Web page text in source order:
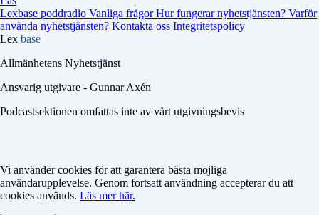
Lexbase poddradio Vanliga frågorHur fungerar nyhetstjänsten? Varför
använda nyhetstjänsten? Kontakta oss Integritetspolicy
Lex base
Allmänhetens Nyhetstjänst
Ansvarig utgivare - Gunnar Axén
Podcastsektionen omfattas inte av vårt utgivningsbevis
Vi använder cookies för att garantera bästa möjliga
användarupplevelse. Genom fortsatt användning accepterar du att
cookies används. Läs mer här.